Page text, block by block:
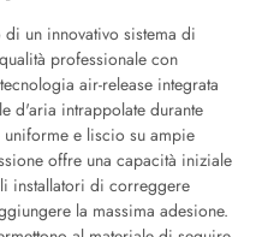
un innovativo sistema di
professionale con
air-release integrata
d'aria intrappolate durante
e liscio su ampie
offre una capacità iniziale
installatori di correggere
la massima adesione.